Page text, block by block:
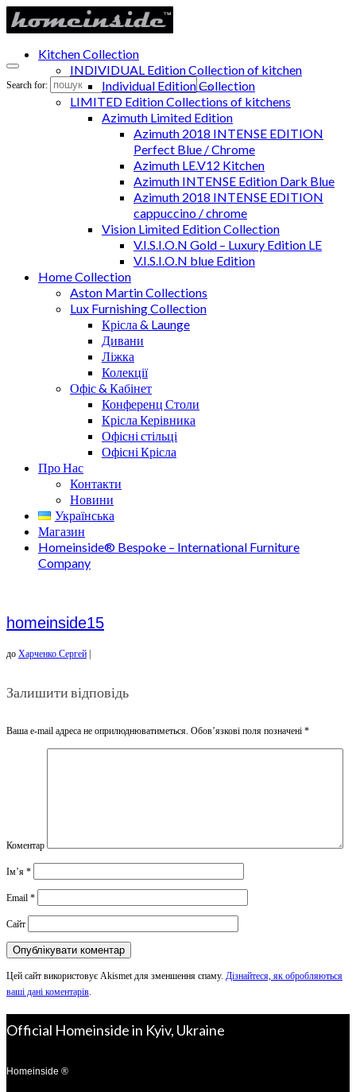
Search for:
Kitchen Collection
INDIVIDUAL Edition Collection of kitchen
Individual Edition Collection
LIMITED Edition Collections of kitchens
Azimuth Limited Edition
Azimuth 2018 INTENSE EDITION
Perfect Blue / Chrome
Azimuth LE.V12 Kitchen
Azimuth INTENSE Edition Dark Blue
Azimuth 2018 INTENSE EDITION
cappuccino / chrome
Vision Limited Edition Collection
V.I.S.I.O.N Gold – Luxury Edition LE
V.I.S.I.O.N blue Edition
Home Collection
Aston Martin Collections
Lux Furnishing Collection
Крісла & Launge
Дивани
Ліжка
Колекції
Офіс & Кабінет
Конференц Столи
Крісла Керівника
Офісні стільці
Офісні Крісла
Про Нас
Контакти
Новини
Українська
Магазин
Homeinside® Bespoke – International Furniture
Company
homeinside15
до Харченко Сергей
Залишити відповідь
Ваша e-mail адреса не оприлюднюватиметься. Обов’язкові поля позначені *
Коментар
Ім’я *
Email *
Сайт
Цей сайт використовує Akismet для зменшення спаму. Дізнайтеся, як обробляються
ваші дані коментарів.
Official Homeinside in Kyiv, Ukraine
Homeinside ®